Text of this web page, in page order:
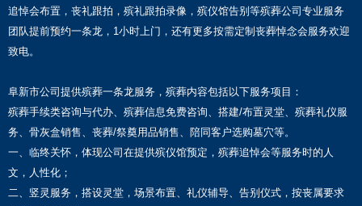
追悼会布置，丧礼跟拍，殡礼跟拍录像，殡仪馆告别等殡葬公司专业服务
团队提前预约一条龙，1小时上门，还有更多按需定制丧葬悼念会服务欢迎
致电。
阜新市公司提供殡葬一条龙服务，殡葬内容包括以下服务项目：
殡葬手续类咨询与代办、殡葬信息免费咨询、搭建/布置灵堂、殡葬礼仪服
务、骨灰盒销售、丧葬/祭奠用品销售、陪同客户选购墓穴等。
一、临终关怀，体现公司在提供殡仪馆预定，殡葬追悼会等服务时的人
文，人性化；
二、竖灵服务，搭设灵堂，场景布置、礼仪辅导、告别仪式，按丧属要求